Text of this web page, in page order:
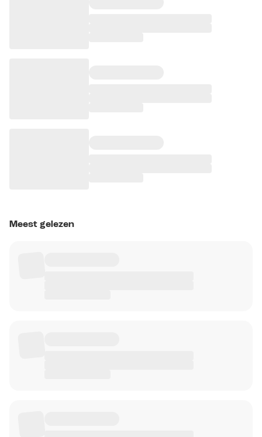
Meest gelezen